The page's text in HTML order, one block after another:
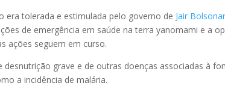
era tolerada e estimulada pelo governo de Jair
de emergência em saúde na terra yanomami e a
ações seguem em curso.
desnutrição grave e de outras doenças associadas à
a incidência de malária.